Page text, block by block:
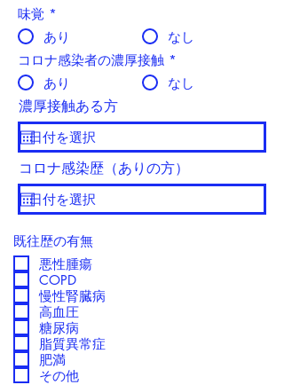
味覚 *
あり
なし
コロナ感染者の濃厚接触 *
あり
なし
濃厚接触ある方
コロナ感染歴（ありの方）
既往歴の有無
悪性腫瘍
COPD
慢性腎臓病
高血圧
糖尿病
脂質異常症
肥満
その他